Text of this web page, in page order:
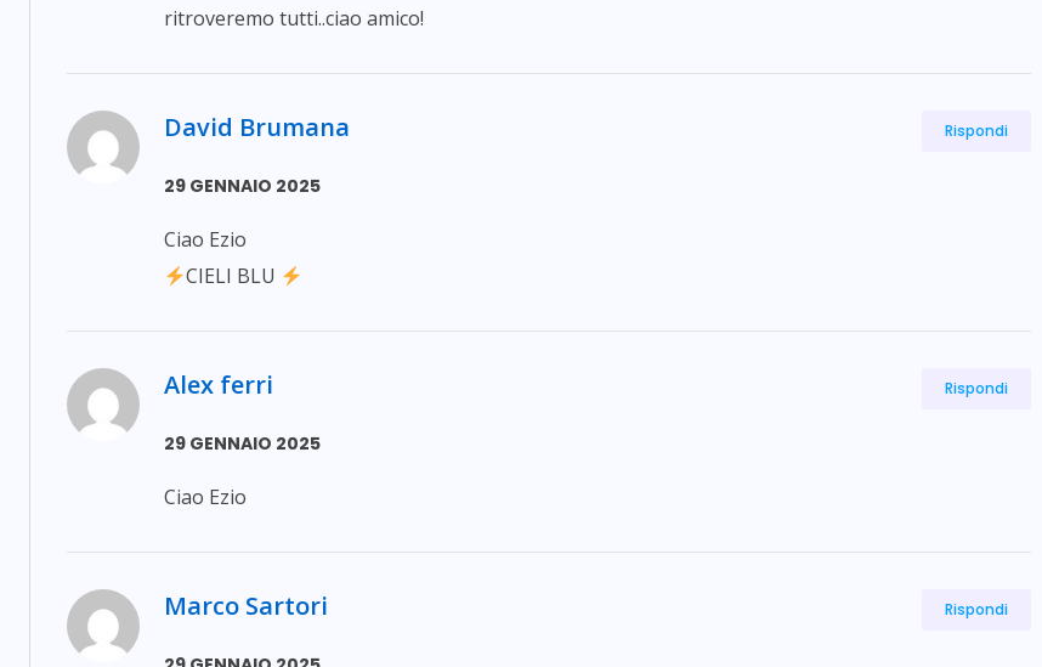
ritroveremo tutti..ciao amico!
David Brumana
29 GENNAIO 2025
Ciao Ezio
CIELI BLU
Rispondi
Alex ferri
29 GENNAIO 2025
Ciao Ezio
Rispondi
Marco Sartori Rispondi